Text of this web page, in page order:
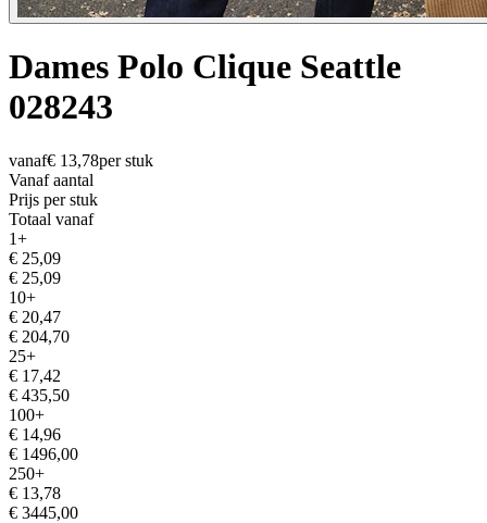
Dames Polo Clique Seattle
028243
vanaf€ 13,78per stuk
Vanaf aantal
Prijs per stuk
Totaal vanaf
1+
€ 25,09
€ 25,09
10+
€ 20,47
€ 204,70
25+
€ 17,42
€ 435,50
100+
€ 14,96
€ 1496,00
250+
€ 13,78
€ 3445,00